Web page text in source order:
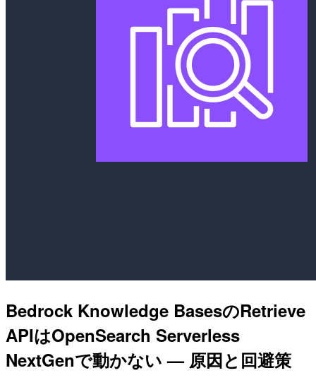
Bedrock Knowledge BasesのRetrieve
APIはOpenSearch Serverless
NextGenで動かない — 原因と回避策